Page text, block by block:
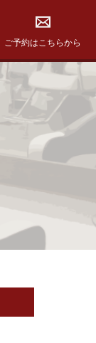
ご予約はこちらから